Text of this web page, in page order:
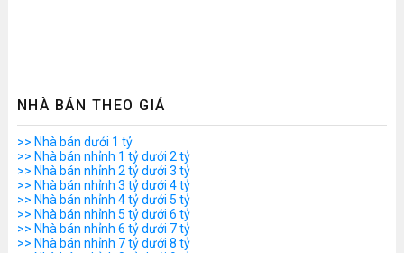
NHÀ BÁN THEO GIÁ
>> Nhà bán dưới 1 tỷ
>> Nhà bán nhỉnh 1 tỷ dưới 2 tỷ
>> Nhà bán nhỉnh 2 tỷ dưới 3 tỷ
>> Nhà bán nhỉnh 3 tỷ dưới 4 tỷ
>> Nhà bán nhỉnh 4 tỷ dưới 5 tỷ
>> Nhà bán nhỉnh 5 tỷ dưới 6 tỷ
>> Nhà bán nhỉnh 6 tỷ dưới 7 tỷ
>> Nhà bán nhỉnh 7 tỷ dưới 8 tỷ